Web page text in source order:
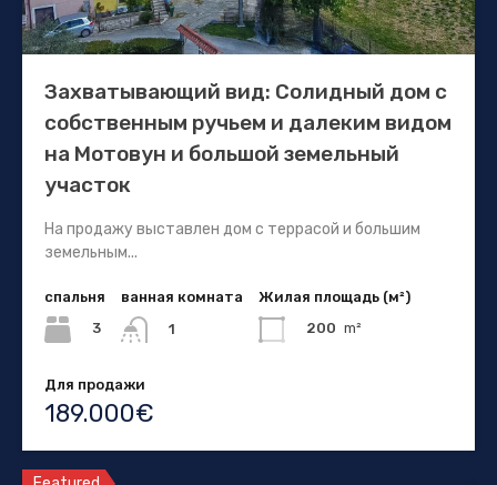
Захватывающий вид: Солидный дом с
собственным ручьем и далеким видом
на Мотовун и большой земельный
участок
На продажу выставлен дом с террасой и большим
земельным...
спальня
3
ванная комната
1
Жилая площадь (м²)
200 m²
Для продажи
189.000€